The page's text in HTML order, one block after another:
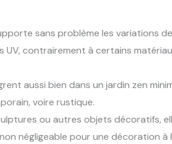
sans problème les variations de
UV, contrairement à certains
aussi bien dans un jardin zen
voire rustique.
ou autres objets décoratifs,
négligeable pour une décoration à